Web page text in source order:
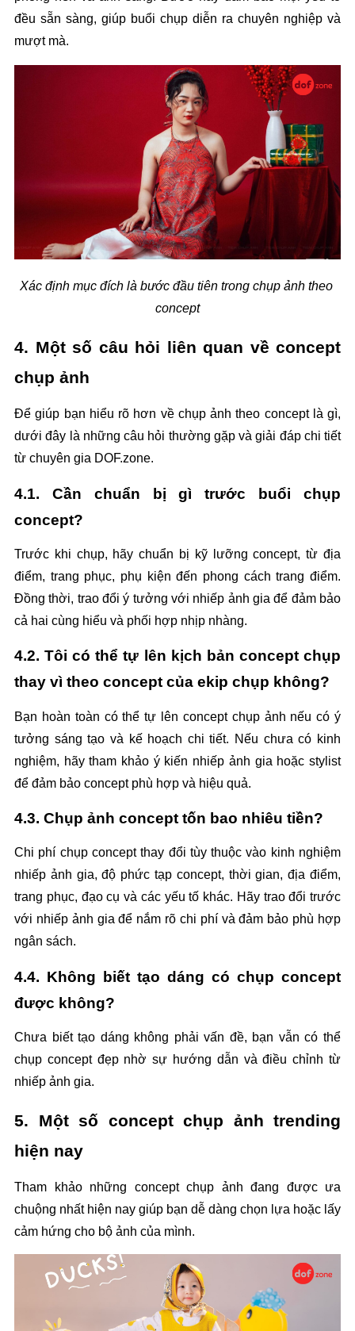
đều sẵn sàng, giúp buổi chụp diễn ra chuyên nghiệp và
mượt mà.
Xác định mục đích là bước đầu tiên trong chụp ảnh theo
concept
4. Một số câu hỏi liên quan về concept
chụp ảnh
Để giúp bạn hiểu rõ hơn về chụp ảnh theo concept là gì,
dưới đây là những câu hỏi thường gặp và giải đáp chi tiết
từ chuyên gia DOF.zone.
4.1. Cần chuẩn bị gì trước buổi chụp
concept?
Trước khi chụp, hãy chuẩn bị kỹ lưỡng concept, từ địa
điểm, trang phục, phụ kiện đến phong cách trang điểm.
Đồng thời, trao đổi ý tưởng với nhiếp ảnh gia để đảm bảo
cả hai cùng hiểu và phối hợp nhịp nhàng.
4.2. Tôi có thể tự lên kịch bản concept chụp
thay vì theo concept của ekip chụp không?
Bạn hoàn toàn có thể tự lên concept chụp ảnh nếu có ý
tưởng sáng tạo và kế hoạch chi tiết. Nếu chưa có kinh
nghiệm, hãy tham khảo ý kiến nhiếp ảnh gia hoặc stylist
để đảm bảo concept phù hợp và hiệu quả.
4.3. Chụp ảnh concept tốn bao nhiêu tiền?
Chi phí chụp concept thay đổi tùy thuộc vào kinh nghiệm
nhiếp ảnh gia, độ phức tạp concept, thời gian, địa điểm,
trang phục, đạo cụ và các yếu tố khác. Hãy trao đổi trước
với nhiếp ảnh gia để nắm rõ chi phí và đảm bảo phù hợp
ngân sách.
4.4. Không biết tạo dáng có chụp concept
được không?
Chưa biết tạo dáng không phải vấn đề, bạn vẫn có thể
chụp concept đẹp nhờ sự hướng dẫn và điều chỉnh từ
nhiếp ảnh gia.
5. Một số concept chụp ảnh trending
hiện nay
Tham khảo những concept chụp ảnh đang được ưa
chuộng nhất hiện nay giúp bạn dễ dàng chọn lựa hoặc lấy
cảm hứng cho bộ ảnh của mình.